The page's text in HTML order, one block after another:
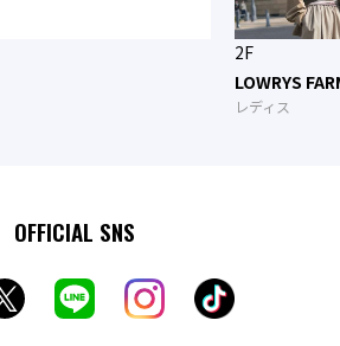
2F
LOWRYS
レディス
OFFICIAL SNS